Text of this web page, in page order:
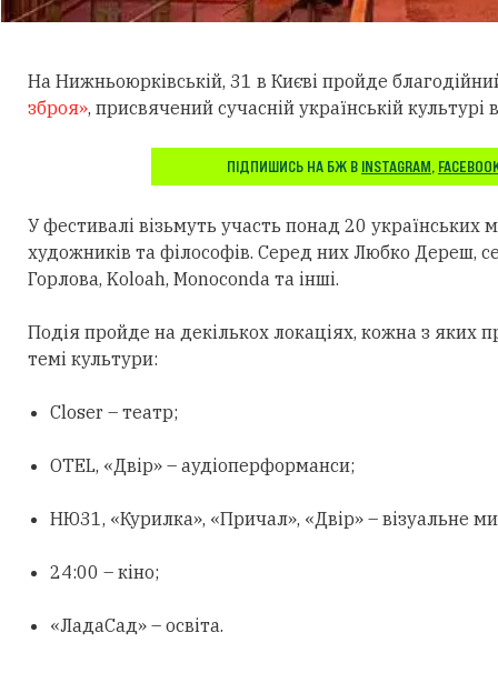
На Нижньоюрківській, 31 в Києві пройде
зброя», присвячений сучасній українській культурі
ПІДПИШИСЬ НА БЖ В INSTAGRAM,
У фестивалі візьмуть участь понад 20 українських
художників та філософів. Серед них Любко Дереш,
Горлова, Koloah, Monoconda та інші.
Подія пройде на декількох локаціях, кожна з яких
темі культури:
Closer – театр;
OTEL, «Двір» – аудіоперформанси;
НЮ31, «Курилка», «Причал», «Двір» – візуальне
24:00 – кіно;
«ЛадаСад» – освіта.